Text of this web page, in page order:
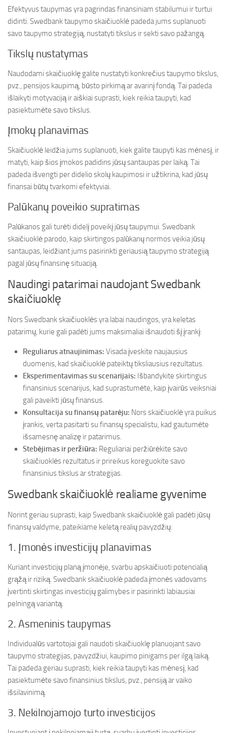
Efektyvus taupymas yra pagrindas finansiniam stabilumui ir turtui
didinti. Swedbank taupymo skaičiuoklė padeda jums suplanuoti
savo taupymo strategiją, nustatyti tikslus ir sekti savo pažangą.
Tikslų nustatymas
Naudodami skaičiuoklę galite nustatyti konkrečius taupymo tikslus,
pvz., pensijos kaupimą, būsto pirkimą ar avarinį fondą. Tai padeda
išlaikyti motyvaciją ir aiškiai suprasti, kiek reikia taupyti, kad
pasiektumėte savo tikslus.
Įmokų planavimas
Skaičiuoklė leidžia jums suplanuoti, kiek galite taupyti kas mėnesį, ir
matyti, kaip šios įmokos padidins jūsų santaupas per laiką. Tai
padeda išvengti per didelio skolų kaupimosi ir užtikrina, kad jūsų
finansai būtų tvarkomi efektyviai.
Palūkanų poveikio supratimas
Palūkanos gali turėti didelį poveikį jūsų taupymui. Swedbank
skaičiuoklė parodo, kaip skirtingos palūkanų normos veikia jūsų
santaupas, leidžiant jums pasirinkti geriausią taupymo strategiją
pagal jūsų finansinę situaciją.
Naudingi patarimai naudojant Swedbank
skaičiuoklę
Nors Swedbank skaičiuoklės yra labai naudingos, yra keletas
patarimų, kurie gali padėti jums maksimaliai išnaudoti šį įrankį:
Reguliarus atnaujinimas: Visada įveskite naujausius
duomenis, kad skaičiuoklė pateiktų tiksliausius rezultatus.
Eksperimentavimas su scenarijais: Išbandykite skirtingus
finansinius scenarijus, kad suprastumėte, kaip įvairūs veiksniai
gali paveikti jūsų finansus.
Konsultacija su finansų patarėju: Nors skaičiuoklė yra puikus
įrankis, verta pasitarti su finansų specialistu, kad gautumėte
išsamesnę analizę ir patarimus.
Stebėjimas ir peržiūra: Reguliariai peržiūrėkite savo
skaičiuoklės rezultatus ir prireikus koreguokite savo
finansinius tikslus ar strategijas.
Swedbank skaičiuoklė realiame gyvenime
Norint geriau suprasti, kaip Swedbank skaičiuoklė gali padėti jūsų
finansų valdyme, pateikiame keletą realių pavyzdžių:
1. Įmonės investicijų planavimas
Kuriant investicijų planą įmonėje, svarbu apskaičiuoti potencialią
grąžą ir riziką. Swedbank skaičiuoklė padeda įmonės vadovams
įvertinti skirtingas investicijų galimybes ir pasirinkti labiausiai
pelningą variantą.
2. Asmeninis taupymas
Individualūs vartotojai gali naudoti skaičiuoklę planuojant savo
taupymo strategijas, pavyzdžiui, kaupimo pinigams per ilgą laiką.
Tai padeda geriau suprasti, kiek reikia taupyti kas mėnesį, kad
pasiektumėte savo finansinius tikslus, pvz., pensiją ar vaiko
išsilavinimą.
3. Nekilnojamojo turto investicijos